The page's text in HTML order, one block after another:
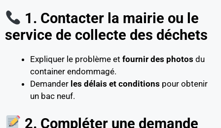
1. Contacter la mairie ou le
service de collecte des déchets
Expliquer le problème et fournir des photos du
container endommagé.
Demander les délais et conditions pour obtenir
un bac neuf.
2. Compléter une demande